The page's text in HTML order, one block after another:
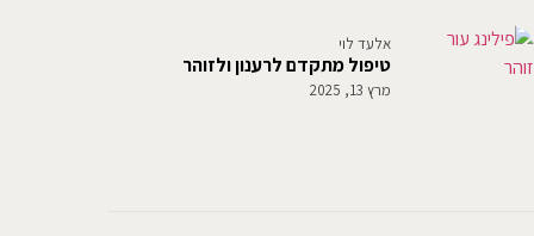
טיפול מתקדם לרענון ולזוהר
אלעד לוי
מרץ 13, 2025